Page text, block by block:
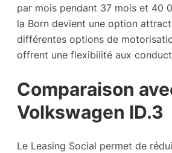
par mois pendant 37 mois et 40
la Born devient une option
différentes options de
offrent une flexibilité aux
Comparaison
Volkswagen ID.3
Le Leasing Social permet de